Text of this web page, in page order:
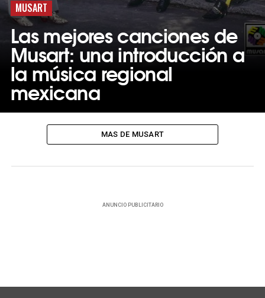
MUSART
Las mejores canciones de
Musart: una introducción a
la música regional
mexicana
MAS DE MUSART
ANUNCIO PUBLICITARIO